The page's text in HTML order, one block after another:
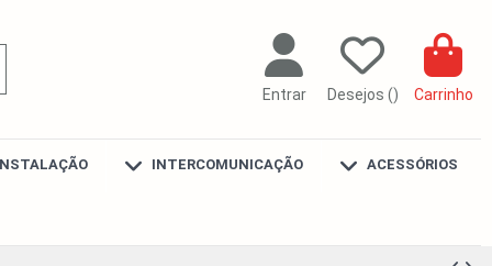
Entrar Desejos () Carrinho
INTERCOMUNICAÇÃO ACESSÓRIOS